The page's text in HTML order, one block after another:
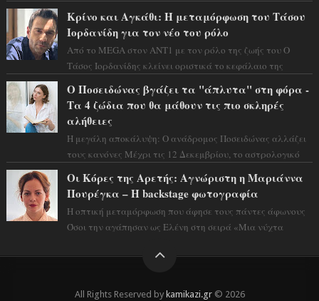
Κρίνο και Αγκάθι: Η μεταμόρφωση του Τάσου
Ιορδανίδη για τον νέο του ρόλο
Από το MEGA στον ΑΝΤ1 με τον ρόλο της ζωής του Ο
Τάσος Ιορδανίδης κλείνει οριστικά το κεφάλαιο της
Ο Ποσειδώνας βγάζει τα "άπλυτα" στη φόρα -
Τα 4 ζώδια που θα μάθουν τις πιο σκληρές
αλήθειες
Η μεγάλη αποκάλυψη: Ο ανάδρομος Ποσειδώνας αλλάζει
τους κανόνες Μέχρι τις 12 Δεκεμβρίου, το αστρολογικό
Οι Κόρες της Αρετής: Αγνώριστη η Μαριάννα
Πουρέγκα – H backstage φωτογραφία
Η οπτική μεταμόρφωση που άφησε τους πάντες άφωνους
Όσοι την αγάπησαν ως Ελένη στη σειρά «Μια νύχτα
All Rights Reserved by kamikazi.gr© 2026